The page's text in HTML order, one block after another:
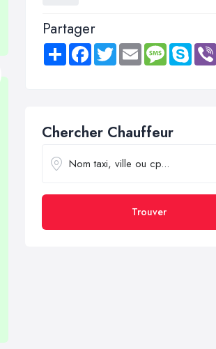
Partager
Share FacebookTwitter Email MessageSkype
Chercher Chauffeur
Trouver